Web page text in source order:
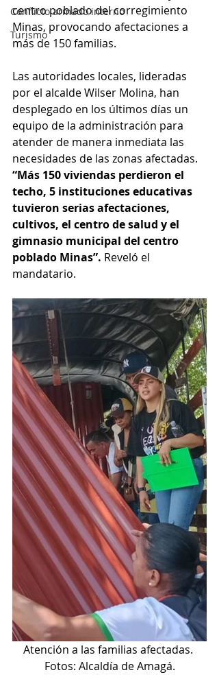
Conflicto armado interno
Turismo
centro poblado del corregimiento
Minas, provocando afectaciones a
más de 150 familias.
Las autoridades locales, lideradas
por el alcalde Wilser Molina, han
desplegado en los últimos días un
equipo de la administración para
atender de manera inmediata las
necesidades de las zonas afectadas.
“Más 150 viviendas perdieron el
techo, 5 instituciones educativas
tuvieron serias afectaciones,
cultivos, el centro de salud y el
gimnasio municipal del centro
poblado Minas”. Reveló el
mandatario.
Atención a las familias afectadas.
Fotos: Alcaldía de Amagá.